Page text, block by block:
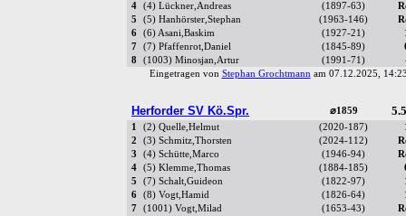
4
(4) Lückner,Andreas (1897-63)
5
(5) Hanhörster,Stephan (1963-146)
6
(6) Asani,Baskim (1927-21)
7
(7) Pfaffenrot,Daniel (1845-89)
8
(1003) Minosjan,Artur (1991-71)
Eingetragen von Stephan Grochtmannam 07.12.2025,
Herforder SV Kö.Spr. ⌀1859
1 (2) Quelle,Helmut (2020-187)
2
(3) Schmitz,Thorsten (2024-112)
3
(4) Schütte,Marco (1946-94)
4
(5) Klemme,Thomas (1884-185)
5
(7) Schalt,Guideon (1822-97)
6
(8) Vogt,Hamid (1826-64)
7
(1001) Vogt,Milad (1653-43)